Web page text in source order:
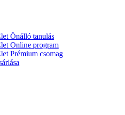
Önálló tanulás
Online program
Prémium csomag